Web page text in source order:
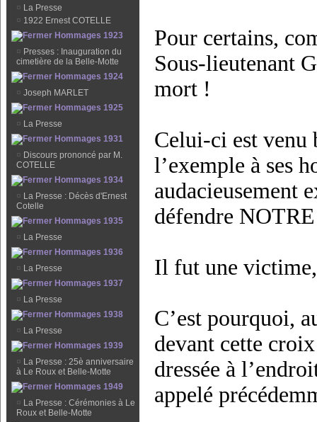
¤ La Presse
¤ 1922 Ernest COTELLE
Hommages 1923
¤ Presses : Inauguration du
cimetière de la Belle-Motte
Hommages 1924
¤ Joseph MARLET
Hommages 1925
¤ La Presse
Hommages 1931
¤ Discours prononcé par M.
COTELLE
Hommages 1934
¤ La Presse : Décès d'Ernest
Cotelle
Hommages 1935
¤ La Presse
Hommages 1936
¤ La Presse
Hommages 1937
¤ La Presse
Hommages 1938
¤ La Presse
Hommages 1939
¤ La Presse : 25è anniversaire
à Le Roux et Belle-Motte
Hommages 1949
¤ La Presse : Cérémonies à Le
Roux et Belle-Motte
Pour certains,
Sous-lieutenant
mort !
Celui-ci est venu
l’exemple à ses
audacieusement
défendre
Il fut une
C’est pourquoi,
devant cette
dressée à
appelé